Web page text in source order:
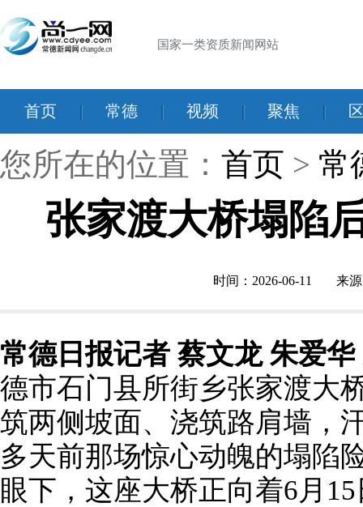
国家一类资质新闻网站
首页 | 常德 | 视频 | 聚焦 |
您所在的位置： 首页 > 常
张家渡大桥塌陷
时间：2026-06-11 来
常德日报记者 蔡文龙 朱爱华
德市石门县所街乡张家渡大
筑两侧坡面、浇筑路肩墙，
多天前那场惊心动魄的塌陷
眼下，这座大桥正向着6月